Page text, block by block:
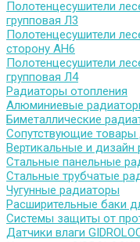
Полотенцесушители
групповая Л3
Полотенцесушители
сторону АН6
Полотенцесушители
групповая Л4
Радиаторы отопления
Алюминиевые
Биметаллические
Сопутствующие товары
Вертикальные и
Стальные панельные
Стальные трубчатые
Чугунные радиаторы
Расширительные баки
Системы защиты от
Датчики влаги